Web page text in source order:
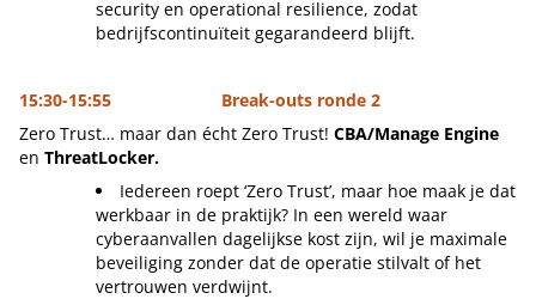
security en operational resilience, zodat
bedrijfscontinuïteit gegarandeerd blijft.
15:30-15:55 Break-outs ronde 2
Zero Trust… maar dan écht Zero Trust! CBA/Manage Engine
en ThreatLocker.
Iedereen roept ‘Zero Trust’, maar hoe maak je dat
werkbaar in de praktijk? In een wereld waar
cyberaanvallen dagelijkse kost zijn, wil je maximale
beveiliging zonder dat de operatie stilvalt of het
vertrouwen verdwijnt.